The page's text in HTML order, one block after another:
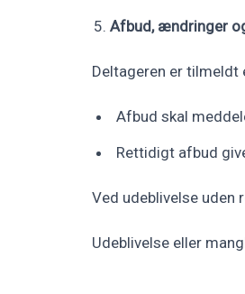
Afbud, ændringer
Deltageren er
Afbud skal
Rettidigt afbud
Ved udeblivelse uden
Udeblivelse eller